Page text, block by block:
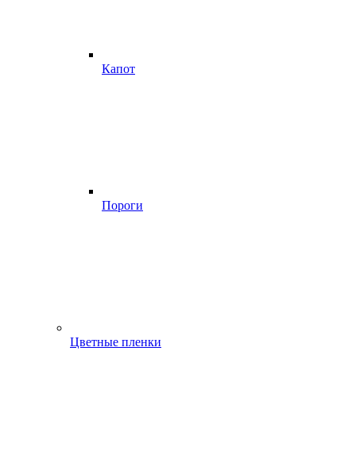
Капот
Пороги
Цветные пленки